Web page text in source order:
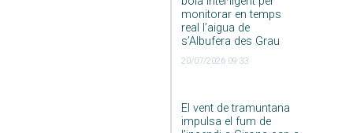
monitorar en temps
real l’aigua de
s’Albufera des Grau
20/07/2026 09:33
El vent de tramuntana
impulsa el fum de